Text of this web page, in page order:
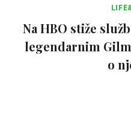
Na HBO stiže
legendarnim
o